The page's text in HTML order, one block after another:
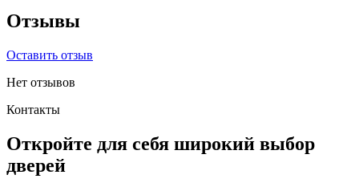
Отзывы
Оставить отзыв
Нет отзывов
Контакты
Откройте для себя широкий выбор
дверей